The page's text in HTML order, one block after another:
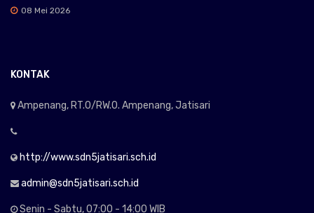
08 Mei 2026
KONTAK
Ampenang, RT.0/RW.0. Ampenang, Jatisari
http://www.sdn5jatisari.sch.id
admin@sdn5jatisari.sch.id
Senin - Sabtu, 07:00 - 14:00 WIB